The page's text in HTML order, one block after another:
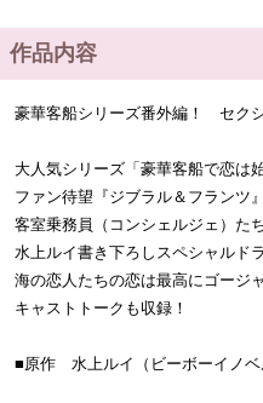
作品内容
豪華客船シリーズ番外編！ セク
大人気シリーズ「豪華客船で恋は
ファン待望『ジブラル＆フランツ
客室乗務員（コンシェルジェ）た
水上ルイ書き下ろしスペシャルド
海の恋人たちの恋は最高にゴージ
キャストトークも収録！
■原作 水上ルイ（ビーボーイノベ